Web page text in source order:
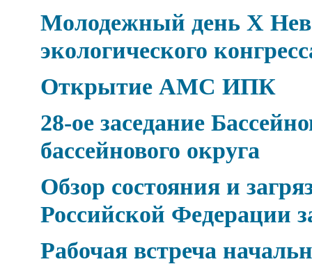
Молодежный день Х
экологического
Открытие АМС ИПК
28-ое заседание
бассейнового округа
Обзор состояния и
Российской Федерации
Рабочая встреча